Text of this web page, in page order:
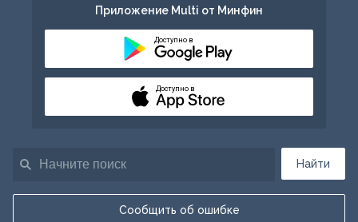
Найти
Сообщить об ошибке
Приложение Multi от Минфин
Доступно в
Доступно в